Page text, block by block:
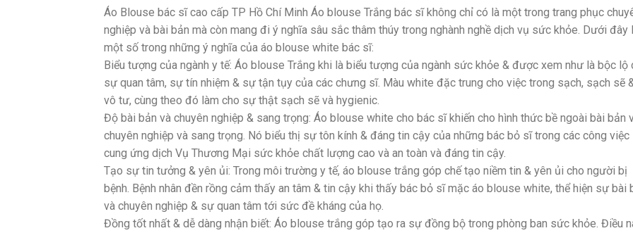
Áo Blouse bác sĩ cao cấp TP Hồ Chí Minh Áo blouse Trắng bác sĩ không chỉ có là một trong trang phục
nghiệp và bài bản mà còn mang đi ý nghĩa sâu sắc thâm thúy trong nghành nghề dịch vụ sức khỏe. Dưới đây
một số trong những ý nghĩa của áo blouse white bác sĩ:
Biểu tượng của ngành y tế: Áo blouse Trắng khi là biểu tượng của ngành sức khỏe & được xem như là bộc lộ
sự quan tâm, sự tín nhiệm & sự tận tụy của các chưng sĩ. Màu white đặc trung cho việc trong sạch, sạch sẽ
vô tư, cùng theo đó làm cho sự thật sạch sẽ và hygienic.
Độ bài bản và chuyên nghiệp & sang trọng: Áo blouse white cho bác sĩ khiến cho hình thức bề ngoài bài bản
chuyên nghiệp và sang trọng. Nó biểu thị sự tôn kính & đáng tin cậy của những bác bỏ sĩ trong các công việc
cung ứng dịch Vụ Thương Mại sức khỏe chất lượng cao và an toàn và đáng tin cậy.
Tạo sự tin tưởng & yên ủi: Trong môi trường y tế, áo blouse trắng góp chế tạo niềm tin & yên ủi cho người bị
bệnh. Bệnh nhân đền rồng cảm thấy an tâm & tin cậy khi thấy bác bỏ sĩ mặc áo blouse white, thể hiện sự bài
và chuyên nghiệp & sự quan tâm tới sức đề kháng của họ.
Đồng tốt nhất & dễ dàng nhận biết: Áo blouse trắng góp tạo ra sự đồng bộ trong phòng ban sức khỏe. Điều